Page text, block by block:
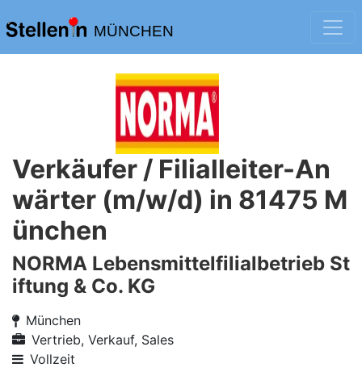
MÜNCHEN
Verkäufer / Filialleiter-An
wärter (m/w/d) in 81475 M
ünchen
NORMA Lebensmittelfilialbetrieb St
iftung & Co. KG
München
Vertrieb, Verkauf, Sales
Vollzeit